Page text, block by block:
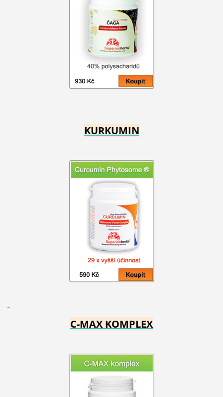
KURKUMIN
C-MAX KOMPLEX